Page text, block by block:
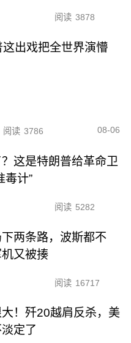
阅读 3878
这出戏把全世界演懵
阅读 3786 08-06
这是特朗普给革命卫
毒计”
阅读 5282
两条路，波斯都不
又被揍
阅读 16717
！歼20越肩反杀，美
定了